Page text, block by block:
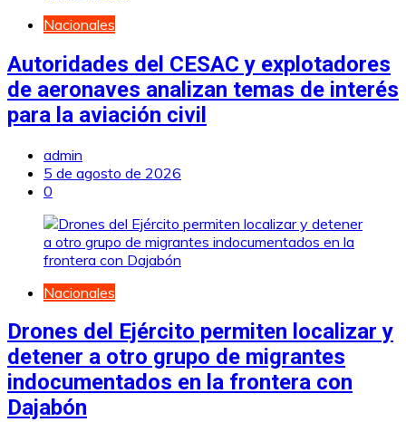
Nacionales
Autoridades del CESAC y explotadores
de aeronaves analizan temas de interés
para la aviación civil
admin
5 de agosto de 2026
0
Nacionales
Drones del Ejército permiten localizar y
detener a otro grupo de migrantes
indocumentados en la frontera con
Dajabón